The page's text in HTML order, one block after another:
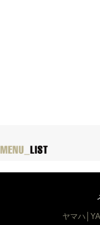
ヤマハ